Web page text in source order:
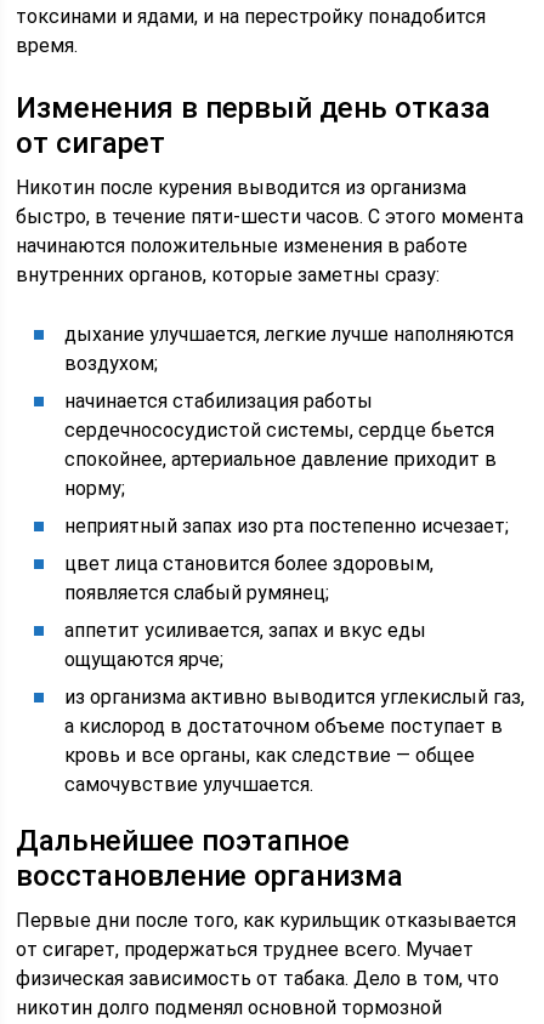
токсинами и ядами, и на перестройку понадобится
время.
Изменения в первый день отказа
от сигарет
Никотин после курения выводится из организма
быстро, в течение пяти-шести часов. С этого момента
начинаются положительные изменения в работе
внутренних органов, которые заметны сразу:
дыхание улучшается, легкие лучше наполняются
воздухом;
начинается стабилизация работы
сердечнососудистой системы, сердце бьется
спокойнее, артериальное давление приходит в
норму;
неприятный запах изо рта постепенно исчезает;
цвет лица становится более здоровым,
появляется слабый румянец;
аппетит усиливается, запах и вкус еды
ощущаются ярче;
из организма активно выводится углекислый газ,
а кислород в достаточном объеме поступает в
кровь и все органы, как следствие — общее
самочувствие улучшается.
Дальнейшее поэтапное
восстановление организма
Первые дни после того, как курильщик отказывается
от сигарет, продержаться труднее всего. Мучает
физическая зависимость от табака. Дело в том, что
никотин долго подменял основной тормозной